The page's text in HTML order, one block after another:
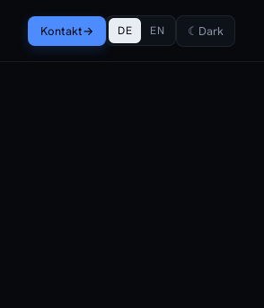
Kontakt→ DE EN ☾ Dark